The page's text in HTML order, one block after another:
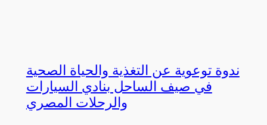
ندوة توعوية عن التغذية والحياة الصحية
في صيف الساحل بنادي السيارات
والرحلات المصري